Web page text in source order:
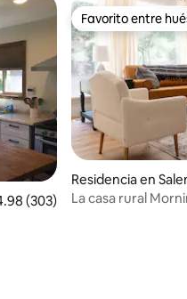
promedio: 4.98 de 5;
(303)
Favorito entre
Favorito entre
Residencia en
La casa rural